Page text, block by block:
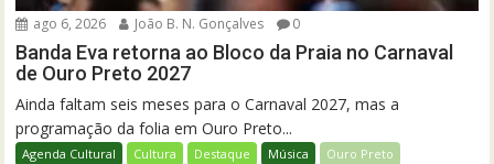
ago 6, 2026 João B. N. Gonçalves 0
Banda Eva retorna ao Bloco da Praia no Carnaval
de Ouro Preto 2027
Ainda faltam seis meses para o Carnaval 2027, mas a
programação da folia em Ouro Preto...
Agenda Cultural Cultura Destaque Música Ouro Preto